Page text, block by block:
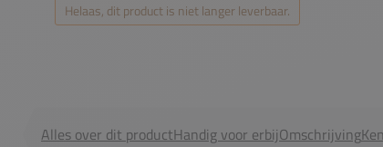
Helaas, dit product is niet langer leverbaar.
Alles over dit productHandig voor erbijOmschrijving